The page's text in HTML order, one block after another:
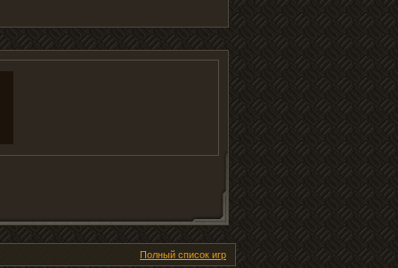
Полный список игр